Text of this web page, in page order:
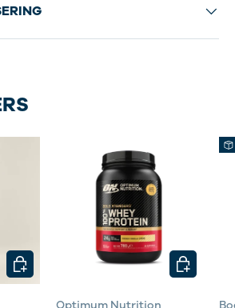
KIES MOGELIJKHEDEN KIES